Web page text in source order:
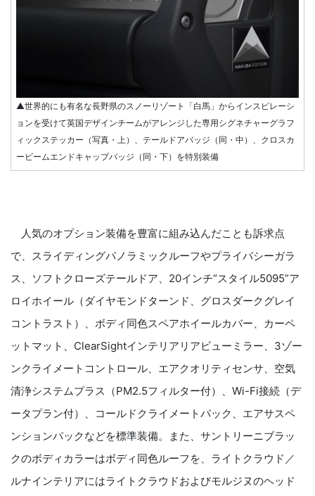
▲世界的にも有名な長野県のスノーリゾート「白馬」からインスピレーシ
ョンを受けて英国デザインチームがアレンジした専用シグネチャーグラフ
ィックステッカー（写真・上）、テールドアバッジ（同・中）、クロスカ
ービームエンドキャップバッジ（同・下）を特別装備
人気のオプション装備を豊富に組み込んだことも訴求点
で、スライディングパノラミックルーフやプライバシーガラ
ス、ソフトクローズテールドア、20インチ“スタイル5095”ア
ロイホイール（ダイヤモンドターンド、グロスダークグレイ
コントラスト）、ボディ同色スペアホイールカバー、カーペ
ットマット、ClearSightインテリアリアビューミラー、3ゾー
ンクライメートコントロール、エアクオリティセンサ、空気
清浄システムプラス（PM2.5フィルター付）、Wi-Fi接続（デ
ータプラン付）、コールドクライメートパック、エアサスペ
ンションパックなどを標準装備。また、サントリーニブラッ
クのボディカラーはボディ同色ルーフを、ライトクラウド／
ルナインテリアにはライトクラウドおよびモルジヌのヘッド